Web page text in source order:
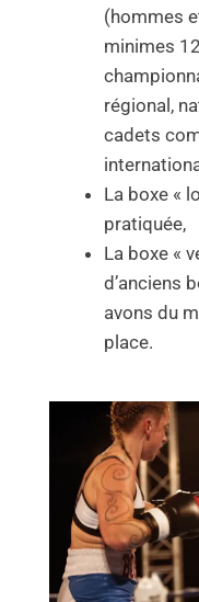
(hommes
minimes
régional,
cadets
La boxe «
pratiquée,
La boxe «
d’anciens
avons du
place.